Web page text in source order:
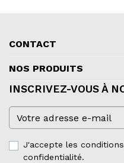
CONTACT
NOS PRODUITS
INSCRIVEZ-VOUS À
J'accepte les
confidentialité.